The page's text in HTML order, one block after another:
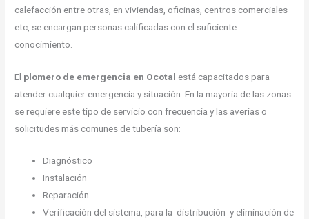
calefacción entre otras, en viviendas, oficinas, centros comerciales
etc, se encargan personas calificadas con el suficiente
conocimiento.
El plomero de emergencia en Ocotal está capacitados para
atender cualquier emergencia y situación. En la mayoría de las zonas
se requiere este tipo de servicio con frecuencia y las averías o
solicitudes más comunes de tubería son:
Diagnóstico
Instalación
Reparación
Verificación del sistema, para la distribución y eliminación de